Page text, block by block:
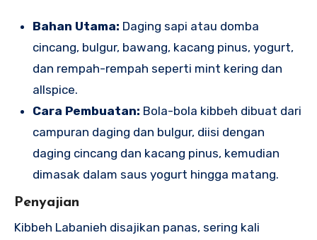
Bahan Utama: Daging sapi atau domba
cincang, bulgur, bawang, kacang pinus, yogurt,
dan rempah-rempah seperti mint kering dan
allspice.
Cara Pembuatan: Bola-bola kibbeh dibuat dari
campuran daging dan bulgur, diisi dengan
daging cincang dan kacang pinus, kemudian
dimasak dalam saus yogurt hingga matang.
Penyajian
Kibbeh Labanieh disajikan panas, sering kali